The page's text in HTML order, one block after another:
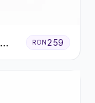
RON 259